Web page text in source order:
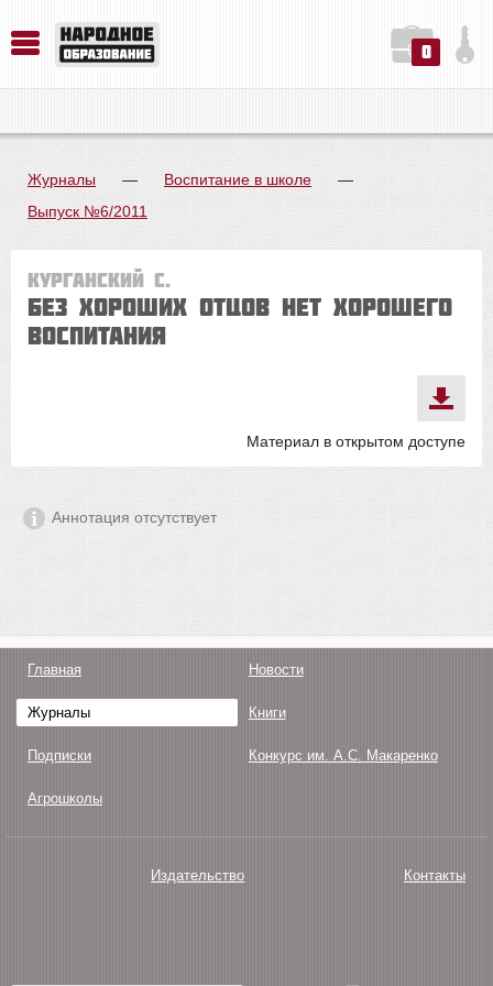
0
Журналы — Воспитание в школе
—
Выпуск №6/2011
Курганский С.
Без хороших отцов нет хорошего
воспитания
Материал в открытом доступе
Аннотация отсутствует
Главная Новости
Журналы Книги
Подписки Конкурс им. А.С. Макаренко
Агрошколы
Издательство Контакты